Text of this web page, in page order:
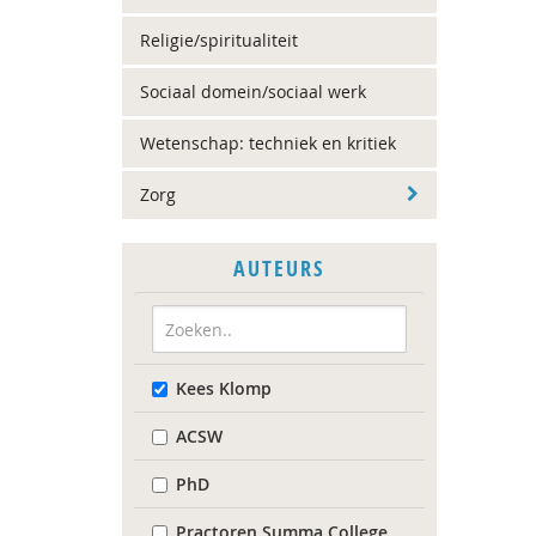
Religie/spiritualiteit
Sociaal domein/sociaal werk
Wetenschap: techniek en kritiek
Zorg
AUTEURS
Kees Klomp
ACSW
PhD